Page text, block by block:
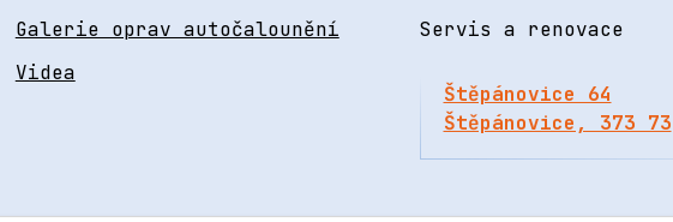
Galerie oprav autočalounění
Videa
Servis a renovace
Štěpánovice 64
Štěpánovice, 373 73